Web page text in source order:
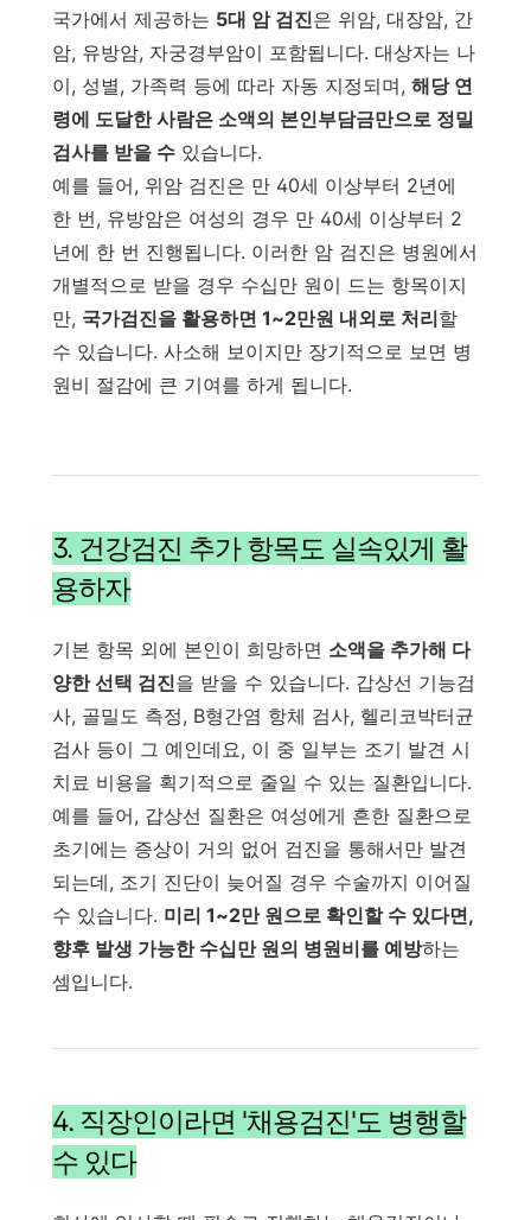
국가에서 제공하는 5대 암 검진은 위암, 대장암, 간
암, 유방암, 자궁경부암이 포함됩니다. 대상자는 나
이, 성별, 가족력 등에 따라 자동 지정되며, 해당 연
령에 도달한 사람은 소액의 본인부담금만으로 정밀
검사를 받을 수 있습니다.
예를 들어, 위암 검진은 만 40세 이상부터 2년에
한 번, 유방암은 여성의 경우 만 40세 이상부터 2
년에 한 번 진행됩니다. 이러한 암 검진은 병원에서
개별적으로 받을 경우 수십만 원이 드는 항목이지
만, 국가검진을 활용하면 1~2만원 내외로 처리할
수 있습니다. 사소해 보이지만 장기적으로 보면 병
원비 절감에 큰 기여를 하게 됩니다.
3. 건강검진 추가 항목도 실속있게 활
용하자
기본 항목 외에 본인이 희망하면 소액을 추가해 다
양한 선택 검진을 받을 수 있습니다. 갑상선 기능검
사, 골밀도 측정, B형간염 항체 검사, 헬리코박터균
검사 등이 그 예인데요, 이 중 일부는 조기 발견 시
치료 비용을 획기적으로 줄일 수 있는 질환입니다.
예를 들어, 갑상선 질환은 여성에게 흔한 질환으로
초기에는 증상이 거의 없어 검진을 통해서만 발견
되는데, 조기 진단이 늦어질 경우 수술까지 이어질
수 있습니다. 미리 1~2만 원으로 확인할 수 있다면,
향후 발생 가능한 수십만 원의 병원비를 예방하는
셈입니다.
4. 직장인이라면 '채용검진'도 병행할
수 있다